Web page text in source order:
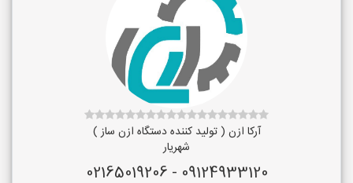
آرکا ازن ( تولید کننده دستگاه ازن ساز )
شهریار
09124933120 - 02165019206